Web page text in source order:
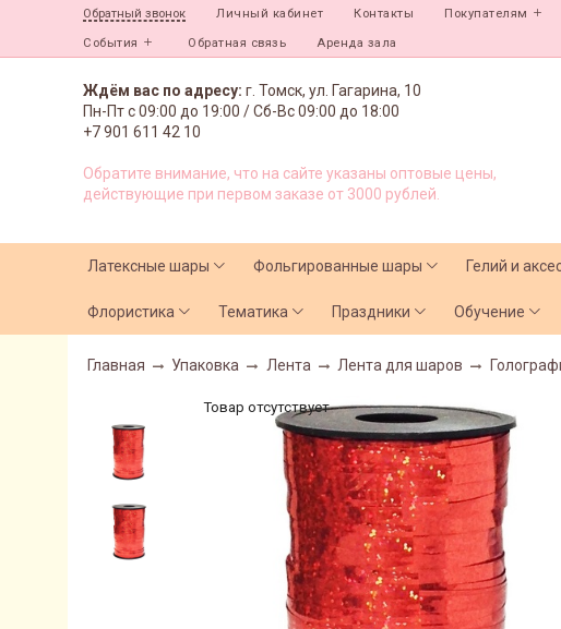
Обратный звонок Личный кабинет Контакты Покупателям
События Обратная связь Аренда зала
Ждём вас по адресу: г. Томск, ул. Гагарина, 10
Пн-Пт с09:00 до 19:00 /Сб-Вс 09:00 до 18:00
+7 901 611 42 10
Обратите внимание, что на сайте указаны оптовые цены,
действующие при первом заказе от 3000 рублей.
Латексные шары Фольгированные шары Гелий и
Флористика Тематика Праздники Обучение
Главная Упаковка Лента Лента для шаров
Товар отсутствует